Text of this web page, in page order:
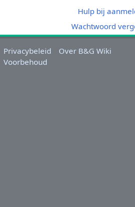
Hulp bij
Wachtwoord
Privacybeleid
Over B&G Wiki
Voorbehoud